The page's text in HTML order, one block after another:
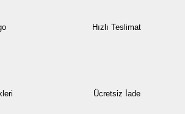
Hızlı Teslimat
Ücretsiz İade